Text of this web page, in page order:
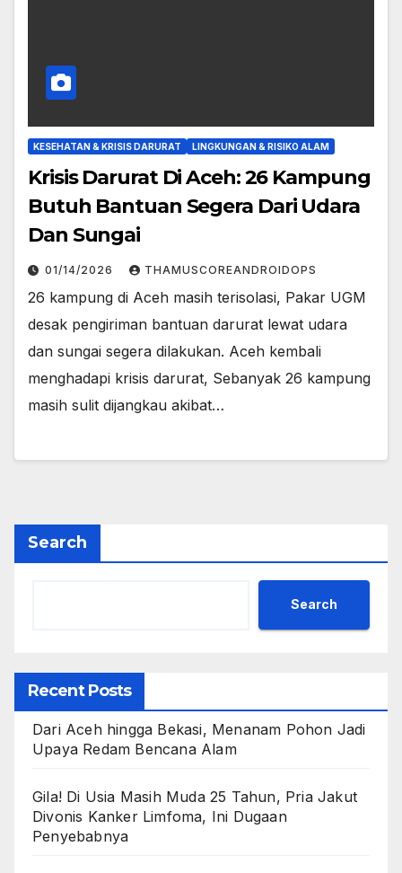
KESEHATAN & KRISIS DARURAT LINGKUNGAN & RISIKO ALAM
Krisis Darurat Di Aceh: 26 Kampung
Butuh Bantuan Segera Dari Udara
Dan Sungai
01/14/2026 THAMUSCOREANDROIDOPS
26 kampung di Aceh masih terisolasi, Pakar UGM
desak pengiriman bantuan darurat lewat udara
dan sungai segera dilakukan. Aceh kembali
menghadapi krisis darurat, Sebanyak 26 kampung
masih sulit dijangkau akibat…
Search
Search
Recent Posts
Dari Aceh hingga Bekasi, Menanam Pohon Jadi
Upaya Redam Bencana Alam
Gila! Di Usia Masih Muda 25 Tahun, Pria Jakut
Divonis Kanker Limfoma, Ini Dugaan
Penyebabnya